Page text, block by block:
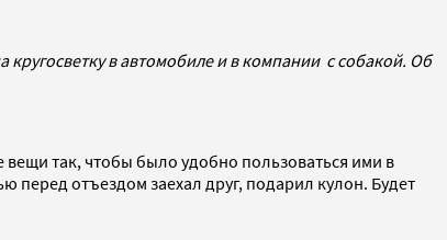
в автомобиле и в компании с собакой. Об
вещи так, чтобы было удобно пользоваться ими в
перед отъездом заехал друг, подарил кулон. Будет